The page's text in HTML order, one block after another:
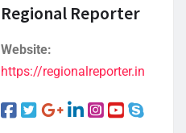
Regional Reporter
Website:
https://regionalreporter.in